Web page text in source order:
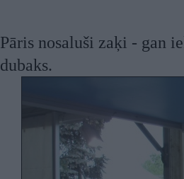
Pāris nosaluši zaķi - gan
dubaks.